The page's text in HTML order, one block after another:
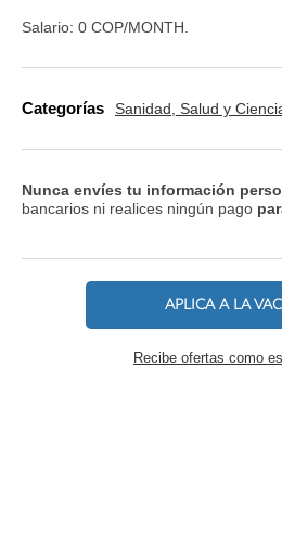
Salario: 0 COP/MONTH.
Categorías Sanidad, Salud y
Nunca envíes tu información
bancarios ni realices ningún pago
APLICA A LA
Recibe ofertas como